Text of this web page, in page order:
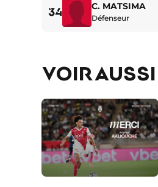
34 C. MATSIMA
Défenseur
VOIR AUSSI